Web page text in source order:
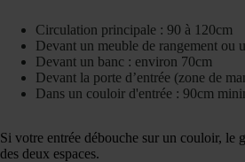
Circulation principale : 90 à 120cm
Devant un meuble de rangement ou
Devant un banc : environ 70cm
Devant la porte d’entrée (zone de
Dans un couloir d'entrée : 90cm
Si votre entrée débouche sur un couloir, le
des deux espaces.